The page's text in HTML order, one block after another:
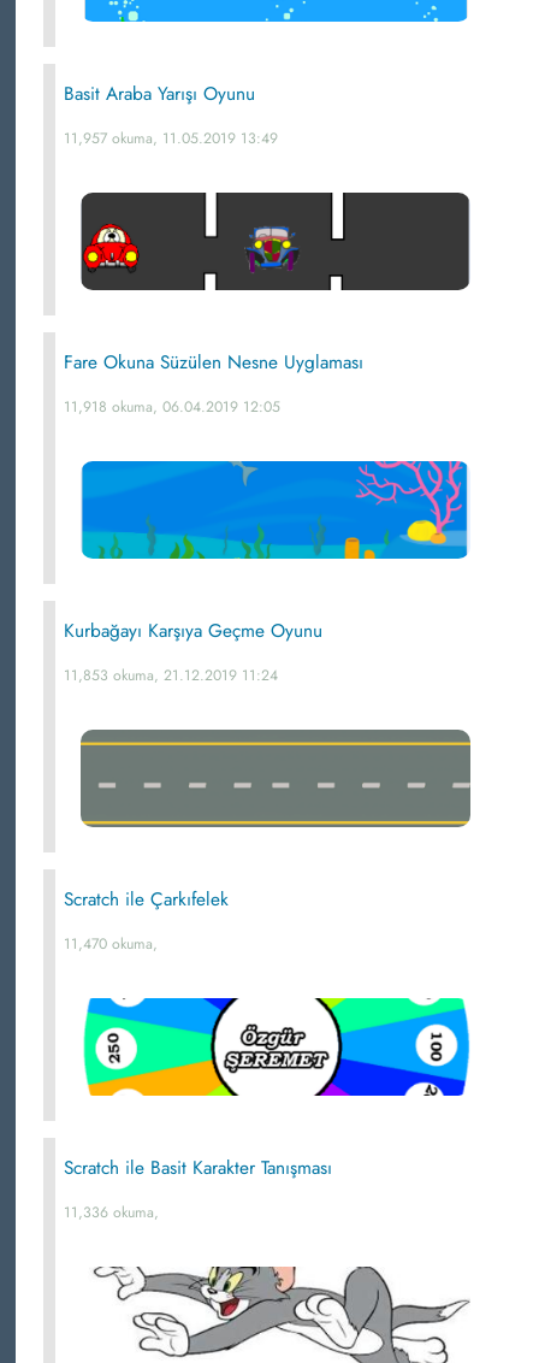
Basit Araba Yarışı Oyunu
11,957 okuma, 11.05.2019 13:49
Fare Okuna Süzülen Nesne Uyglaması
11,918 okuma, 06.04.2019 12:05
Kurbağayı Karşıya Geçme Oyunu
11,853 okuma, 21.12.2019 11:24
Scratch ile Çarkıfelek
11,470 okuma,
Scratch ile Basit Karakter Tanışması
11,336 okuma,